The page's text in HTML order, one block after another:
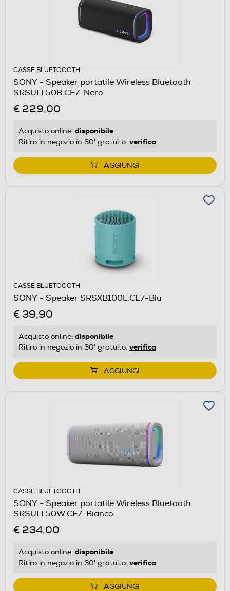
CASSE BLUETOOOTH
SONY - Speaker portatile Wireless Bluetooth
SRSULT50B.CE7-Nero
€ 229,00
Acquisto online: disponibile
Ritiro in negozio in 30' gratuito: verifica
AGGIUNGI
CASSE BLUETOOOTH
SONY - Speaker SRSXB100L.CE7-Blu
€ 39,90
Acquisto online: disponibile
Ritiro in negozio in 30' gratuito: verifica
AGGIUNGI
CASSE BLUETOOOTH
SONY - Speaker portatile Wireless Bluetooth
SRSULT50W.CE7-Bianco
€ 234,00
Acquisto online: disponibile
Ritiro in negozio in 30' gratuito: verifica
AGGIUNGI